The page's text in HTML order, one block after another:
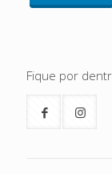
Fique por